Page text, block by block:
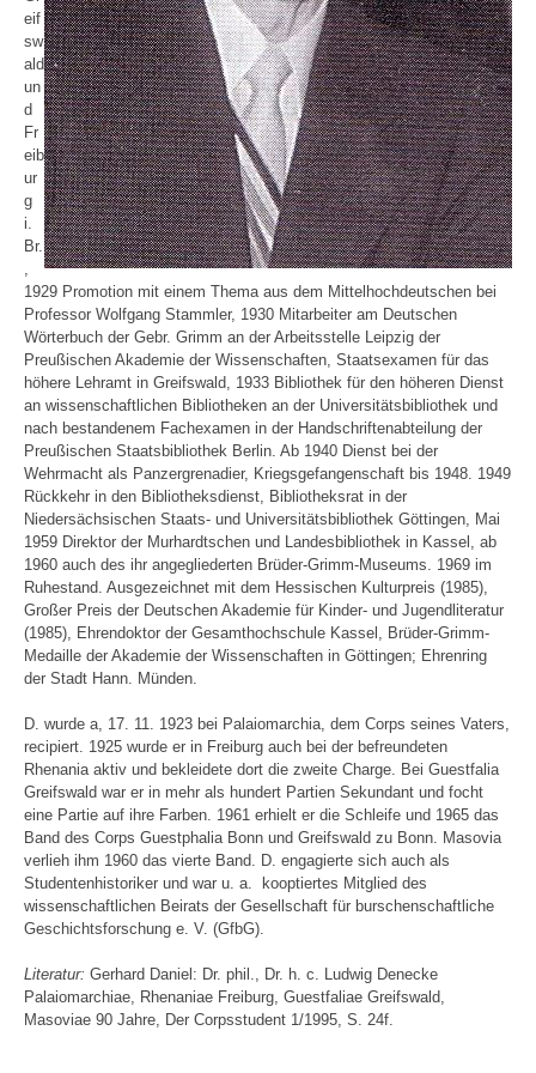
eif
sw
ald
un
d
Fr
eib
ur
g
i.
Br.
1929 Promotion mit einem Thema aus dem Mittelhochdeutschen bei
Professor Wolfgang Stammler, 1930 Mitarbeiter am Deutschen
Wörterbuch der Gebr. Grimm an der Arbeitsstelle Leipzig der
Preußischen Akademie der Wissenschaften, Staatsexamen für das
höhere Lehramt in Greifswald, 1933 Bibliothek für den höheren Dienst
an wissenschaftlichen Bibliotheken an der Universitätsbibliothek und
nach bestandenem Fachexamen in der Handschriftenabteilung der
Preußischen Staatsbibliothek Berlin. Ab 1940 Dienst bei der
Wehrmacht als Panzergrenadier, Kriegsgefangenschaft bis 1948. 1949
Rückkehr in den Bibliotheksdienst, Bibliotheksrat in der
Niedersächsischen Staats- und Universitätsbibliothek Göttingen, Mai
1959 Direktor der Murhardtschen und Landesbibliothek in Kassel, ab
1960 auch des ihr angegliederten Brüder-Grimm-Museums. 1969 im
Ruhestand. Ausgezeichnet mit dem Hessischen Kulturpreis (1985),
Großer Preis der Deutschen Akademie für Kinder- und Jugendliteratur
(1985), Ehrendoktor der Gesamthochschule Kassel, Brüder-Grimm-
Medaille der Akademie der Wissenschaften in Göttingen; Ehrenring
der Stadt Hann. Münden.
D. wurde a, 17. 11. 1923 bei Palaiomarchia, dem Corps seines Vaters,
recipiert. 1925 wurde er in Freiburg auch bei der befreundeten
Rhenania aktiv und bekleidete dort die zweite Charge. Bei Guestfalia
Greifswald war er in mehr als hundert Partien Sekundant und focht
eine Partie auf ihre Farben. 1961 erhielt er die Schleife und 1965 das
Band des Corps Guestphalia Bonn und Greifswald zu Bonn. Masovia
verlieh ihm 1960 das vierte Band. D. engagierte sich auch als
Studentenhistoriker und war u. a. kooptiertes Mitglied des
wissenschaftlichen Beirats der Gesellschaft für burschenschaftliche
Geschichtsforschung e. V. (GfbG).
Literatur: Gerhard Daniel: Dr. phil., Dr. h. c. Ludwig Denecke
Palaiomarchiae, Rhenaniae Freiburg, Guestfaliae Greifswald,
Masoviae 90 Jahre, Der Corpsstudent 1/1995, S. 24f.